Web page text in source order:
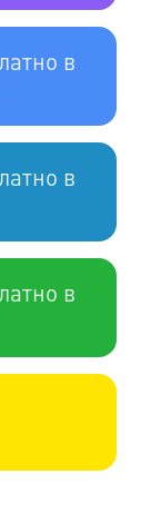
в
в
в